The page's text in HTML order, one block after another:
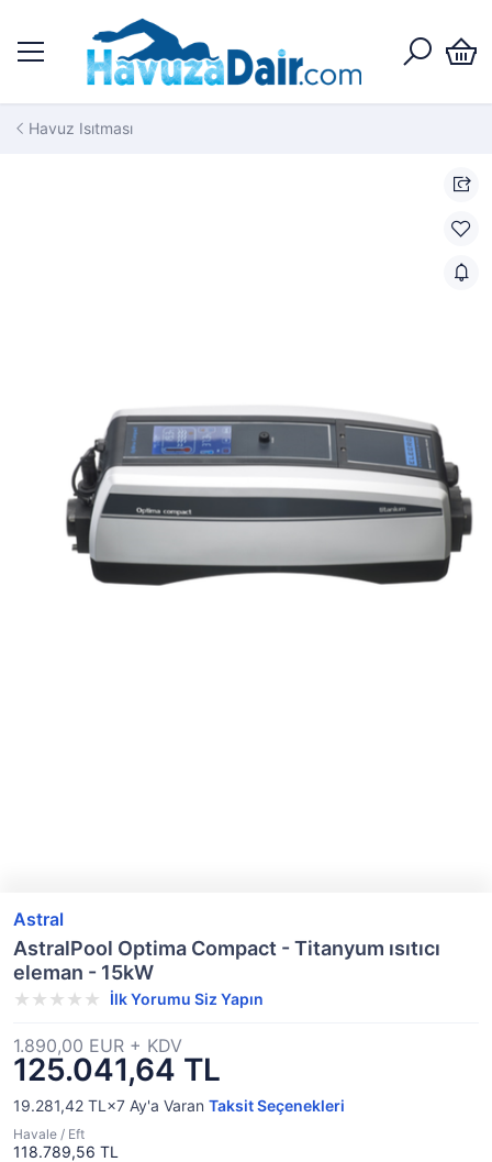
Havuz Isıtması
Astral
AstralPool Optima Compact - Titanyum ısıtıcı
eleman - 15kW
İlk Yorumu Siz Yapın
125.041,64 TL
1.890,00 EUR + KDV
19.281,42 TL×7 Ay'a Varan Taksit Seçenekleri
Havale / Eft
118.789,56 TL